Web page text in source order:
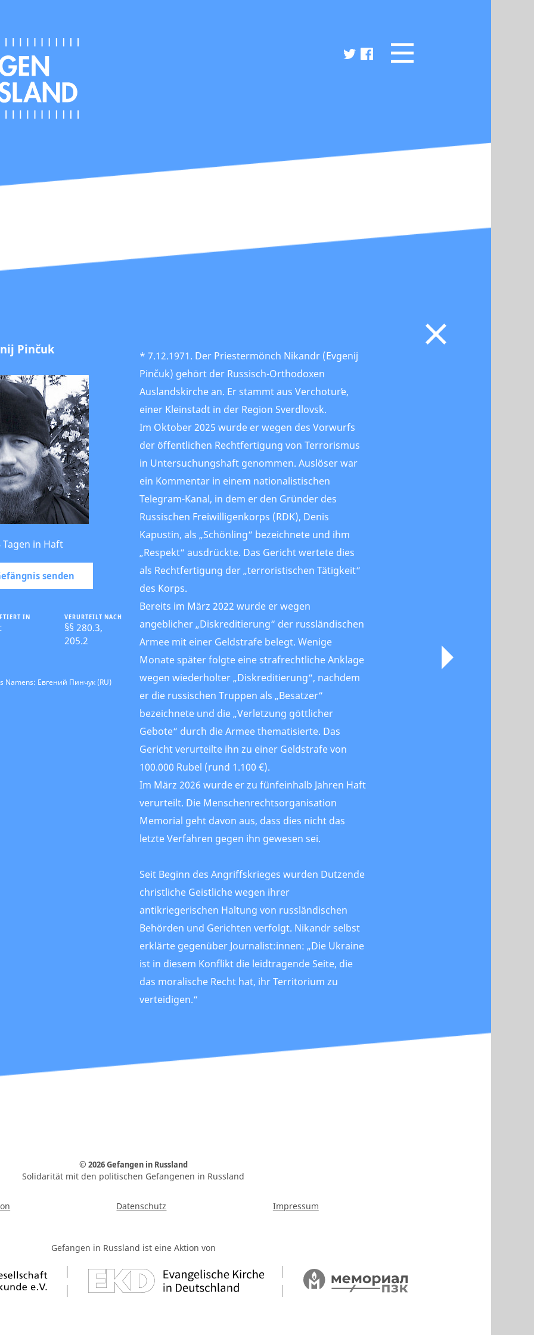
Pinčuk
Tagen in Haft
senden
IN VERURTEILT NACH
§§ 280.3,
205.2
Namens: Евгений Пинчук (RU)
* 7.12.1971. Der Priestermönch Nikandr (Evgenij
Pinčuk) gehört der Russisch-Orthodoxen
Auslandskirche an. Er stammt aus Verchoturʹe,
einer Kleinstadt in der Region Sverdlovsk.
Im Oktober 2025 wurde er wegen des Vorwurfs
der öffentlichen Rechtfertigung von Terrorismus
in Untersuchungshaft genommen. Auslöser war
ein Kommentar in einem nationalistischen
Telegram-Kanal, in dem er den Gründer des
Russischen Freiwilligenkorps (RDK), Denis
Kapustin, als „Schönling“ bezeichnete und ihm
„Respekt“ ausdrückte. Das Gericht wertete dies
als Rechtfertigung der „terroristischen Tätigkeit“
des Korps.
Bereits im März 2022 wurde er wegen
angeblicher „Diskreditierung“ der russländischen
Armee mit einer Geldstrafe belegt. Wenige
Monate später folgte eine strafrechtliche Anklage
wegen wiederholter „Diskreditierung“, nachdem
er die russischen Truppen als „Besatzer“
bezeichnete und die „Verletzung göttlicher
Gebote“ durch die Armee thematisierte. Das
Gericht verurteilte ihn zu einer Geldstrafe von
100.000 Rubel (rund 1.100 €).
Im März 2026 wurde er zu fünfeinhalb Jahren Haft
verurteilt. Die Menschenrechtsorganisation
Memorial geht davon aus, dass dies nicht das
letzte Verfahren gegen ihn gewesen sei.
Seit Beginn des Angriffskrieges wurden Dutzende
christliche Geistliche wegen ihrer
antikriegerischen Haltung von russländischen
Behörden und Gerichten verfolgt. Nikandr selbst
erklärte gegenüber Journalist:innen: „Die Ukraine
ist in diesem Konflikt die leidtragende Seite, die
das moralische Recht hat, ihr Territorium zu
verteidigen.“
© 2026 Gefangen in Russland
Solidarität mit den politischen Gefangenen in Russland
Datenschutz Impressum
Gefangen in Russland ist eine Aktion von